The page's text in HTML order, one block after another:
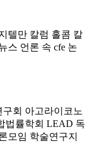
텔만 칼럼 홀콤 칼
스 언론 속 cfe 논
회 아고라이코노
법률학회 LEAD 독
모임 학술연구지